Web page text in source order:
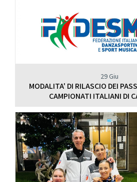
29 Giu
MODALITA' DI RILASCIO DEI
CAMPIONATI ITALIANI DI